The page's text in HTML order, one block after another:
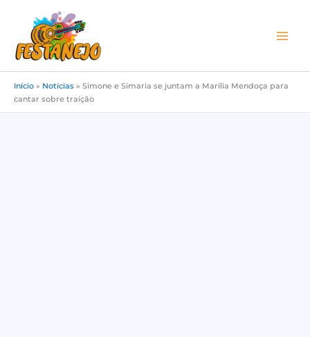
conteúdo
Início » Notícias » Simone e Simaria se juntam a Marília Mendoça para
cantar sobre traição